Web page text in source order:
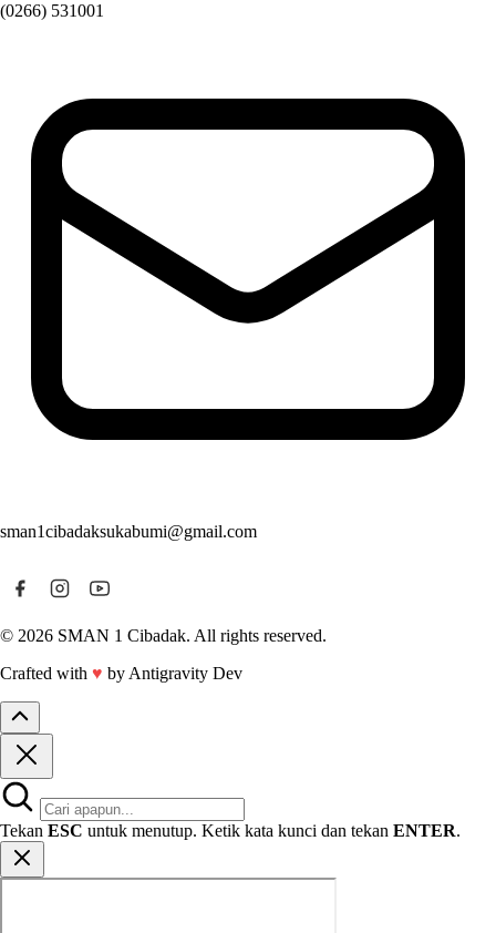
(0266) 531001
sman1cibadaksukabumi@gmail.com
© 2026 SMAN 1 Cibadak. All rights reserved.
Crafted with ♥ by Antigravity Dev
Tekan ESC untuk menutup. Ketik kata kunci dan tekan ENTER.